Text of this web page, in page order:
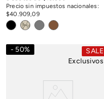
Precio sin impuestos nacionales:
$40.909,09
50%
SALE
Exclusivos